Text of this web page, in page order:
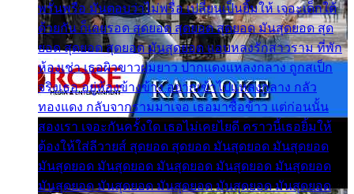
พรั่นพรือ มันตอบว่าไม่พรื่อ เปลี่ยนเป็นยิ้มให้ เจอะเด็กใต้
ด้วยกัน ก็เลยรอด สุดยอด สุดยอด สุดยอด มันสุดยอด สุด
ยอด สุดยอด สุดยอด มันสุดยอด แอบหลงรักสาวราม ที่พัก
ห้องเช่า เธอผิวขาวผมยาว ปากแดงแหลงกลาง ถูกสเป็ก
จริงเธอ อยู่ห้องข้างข้าง อยากเข้าไปแหลงกลาง กลัว
ทองแดง กลับจากรามมาเจอ เธอมาซื้อข้าว แต่ก่อนนั้น
สองเรา เจอะกันครั้งใด เธอไม่เคยไยดี คราวนี้เธอยิ้มให้
ต้องให้ใส่ลีวายส์ สุดยอด สุดยอด มันสุดยอด มันสุดยอด
มันสุดยอด มันสุดยอด มันสุดยอด มันสุดยอด มันสุดยอด
มันสุดยอด มันสุดยอด มันสุดยอด มันสุดยอด มันสุดยอด